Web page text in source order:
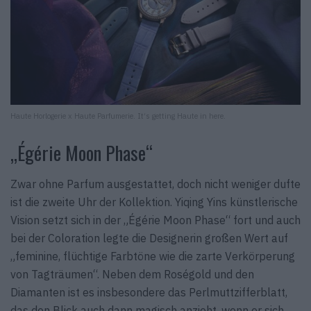
Haute Horlogerie x Haute Parfumerie. It‘s getting Haute in here.
„Égérie Moon Phase“
Zwar ohne Parfum ausgestattet, doch nicht weniger dufte
ist die zweite Uhr der Kollektion. Yiqing Yins künstlerische
Vision setzt sich in der „Égérie Moon Phase“ fort und auch
bei der Coloration legte die Designerin großen Wert auf
„feminine, flüchtige Farbtöne wie die zarte Verkörperung
von Tagträumen“. Neben dem Roségold und den
Diamanten ist es insbesondere das Perlmuttzifferblatt,